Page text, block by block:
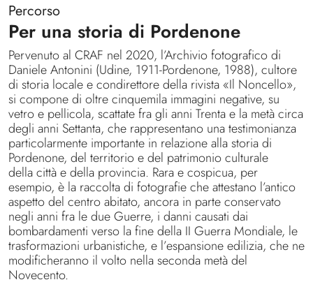
Percorso
Per una storia di Pordenone
Pervenuto al CRAF nel 2020, l’Archivio fotografico di
Daniele Antonini (Udine, 1911-Pordenone, 1988), cultore
di storia locale e condirettore della rivista «Il Noncello»,
si compone di oltre cinquemila immagini negative, su
vetro e pellicola, scattate fra gli anni Trenta e la metà circa
degli anni Settanta, che rappresentano una testimonianza
particolarmente importante in relazione alla storia di
Pordenone, del territorio e del patrimonio culturale
della città e della provincia. Rara e cospicua, per
esempio, è la raccolta di fotografie che attestano l’antico
aspetto del centro abitato, ancora in parte conservato
negli anni fra le due Guerre, i danni causati dai
bombardamenti verso la fine della II Guerra Mondiale, le
trasformazioni urbanistiche, e l’espansione edilizia, che ne
modificheranno il volto nella seconda metà del
Novecento.